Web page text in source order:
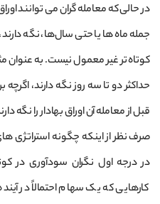
در حالی که معامله‌ گران می‌ توانند
جمله ماه‌ ها یا حتی سال‌ها، نگه
کوتاه ‌تر غیر معمول نیست. به عنوان
حداکثر دو تا سه روز نگه دارند،
قبل از معامله آن اوراق بهادار را نگه
صرف ‌نظر از اینکه چگونه استراتژی
در درجه اول نگران سودآوری در
کارهایی که یک سهام احتمالاً در